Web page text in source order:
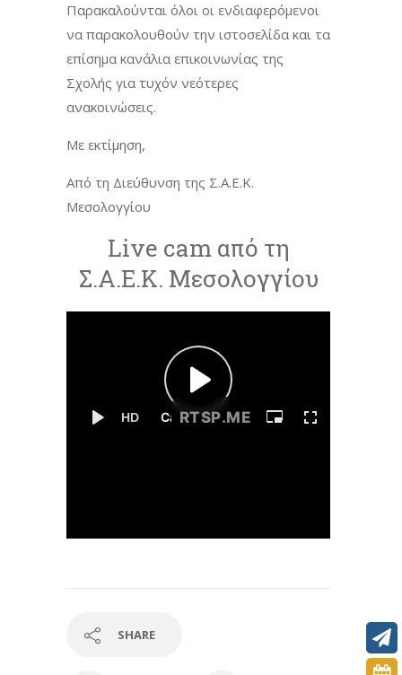
Παρακαλούνται όλοι οι ενδιαφερόμενοι
να παρακολουθούν την ιστοσελίδα και τα
επίσημα κανάλια επικοινωνίας της
Σχολής για τυχόν νεότερες
ανακοινώσεις.
Με εκτίμηση,
Από τη Διεύθυνση της Σ.Α.Ε.Κ.
Μεσολογγίου
Live cam από τη
Σ.Α.Ε.Κ. Μεσολογγίου
SHARE